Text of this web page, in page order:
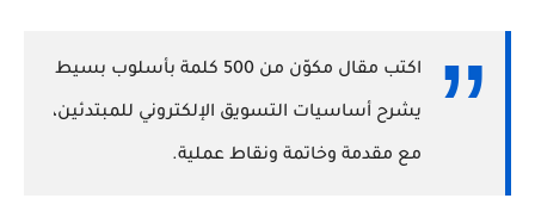
اكتب مقال مكوّن من 500 كلمة بأسلوب بسيط
يشرح أساسيات التسويق الإلكتروني للمبتدئين،
مع مقدمة وخاتمة ونقاط عملية.